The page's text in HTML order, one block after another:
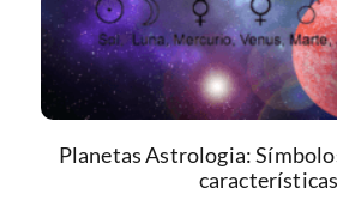
Planetas Astrologia:
características